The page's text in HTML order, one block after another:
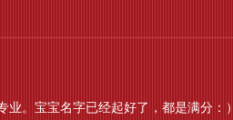
。宝宝名字已经起好了，都是满分：）